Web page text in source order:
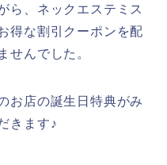
ら、ネックエステミス
得な割引クーポンを配
せんでした。
お店の誕生日特典がみ
きます♪